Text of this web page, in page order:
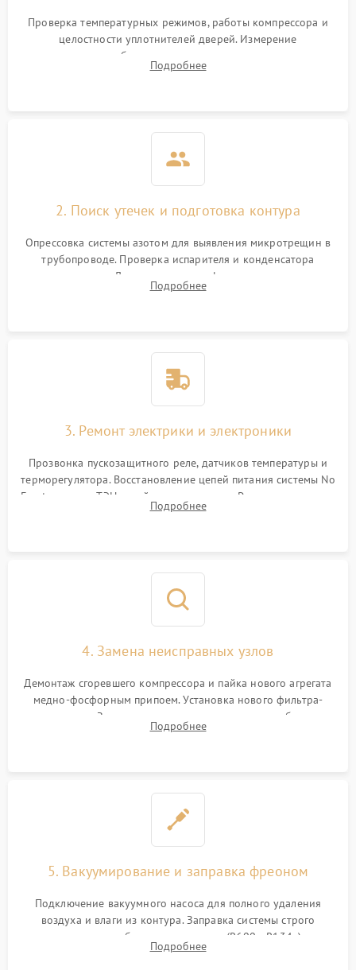
работе
2000 ₽ Подробнее →
1000 ₽
1800 ₽
Проверка температурных режимов, работы компрессора и
целостности уплотнителей дверей. Измерение
сопротивления обмоток мотора, проверка термостата и
считывание кодов ошибок с электронного дисплея.
Подробнее
2. Поиск утечек и подготовка контура
Опрессовка системы азотом для выявления микротрещин в
трубопроводе. Проверка испарителя и конденсатора
течеискателем. Демонтаж старого фильтра-осушителя и
продувка капиллярной трубки для устранения засоров.
Подробнее
3. Ремонт электрики и электроники
Прозвонка пускозащитного реле, датчиков температуры и
терморегулятора. Восстановление цепей питания системы No
Frost, включая ТЭН оттайки и вентилятор. Ремонт или замена
платы управления при сбоях алгоритмов.
Подробнее
4. Замена неисправных узлов
Демонтаж сгоревшего компрессора и пайка нового агрегата
медно-фосфорным припоем. Установка нового фильтра-
осушителя. Замена изношенных вентиляторов обдува,
сломанных заслонок или поврежденных дверных петель.
Подробнее
5. Вакуумирование и заправка фреоном
Подключение вакуумного насоса для полного удаления
воздуха и влаги из контура. Заправка системы строго
дозированным объемом хладагента (R600a, R134a) по
электронным весам. Контроль рабочего давления в системе.
Подробнее